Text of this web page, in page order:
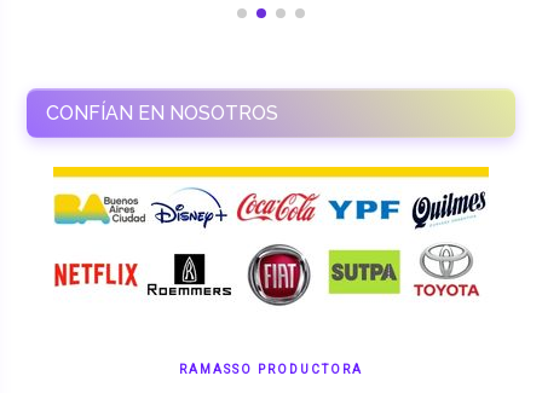
CONFÍAN EN NOSOTROS
RAMASSO PRODUCTORA